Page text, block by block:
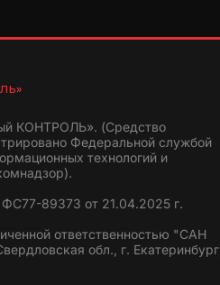
КОНТРОЛЬ». (Средство
Федеральной службой
технологий и
89373 от 21.04.2025 г.
ответственностью "САН
обл., г. Екатеринбург,